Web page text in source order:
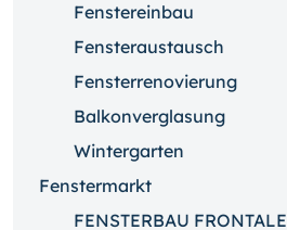
Fenstereinbau
Fensteraustausch
Fensterrenovierung
Balkonverglasung
Wintergarten
Fenstermarkt
FENSTERBAU FRONTALE